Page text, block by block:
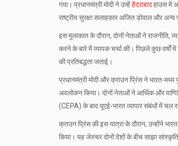
गया। प्रधानमंत्री मोदी ने उन्हेंहैदराबादहाउस में
राष्ट्रीय सुरक्षा सलाहकार अजित डोवाल और
इस मुलाकात के दौरान, दोनों नेताओं ने राजनीति,
करने के बारे में व्यापक चर्चा की। पिछले कुछ वर्षों
की प्रतिबद्धता जताई।
प्रधानमंत्री मोदी और क्राउन प्रिंस ने भारत-
अवलोकन किया। दोनों नेताओं ने आर्थिक और
(CEPA) के बाद यूएई-भारत व्यापार संबंधों में चल
क्राउन प्रिंस की इस यात्रा के दौरान, उन्होंने भारत
किया। यह जेस्चर दोनों देशों के बीच साझा